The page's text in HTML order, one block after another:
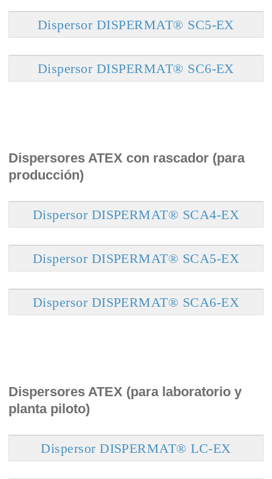
Dispersor DISPERMAT® SC5-EX
Dispersor DISPERMAT® SC6-EX
Dispersores ATEX con rascador (para
producción)
Dispersor DISPERMAT® SCA4-EX
Dispersor DISPERMAT® SCA5-EX
Dispersor DISPERMAT® SCA6-EX
Dispersores ATEX (para laboratorio y
planta piloto)
Dispersor DISPERMAT® LC-EX